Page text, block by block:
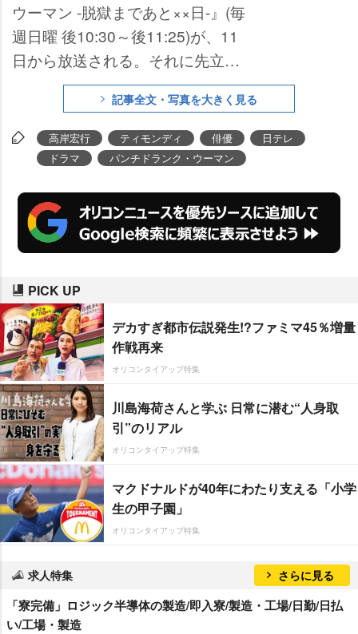
ウーマン -脱獄まであと××日-』(毎
週日曜 後10:30～後11:25)が、11
日から放送される。それに先立っ
高岸宏行(ティモンディ)から
のコメントが到着した。記事全文・写真を大きく見る
高岸宏行 ティモンディ 俳優
日テレ
ドラマ
パンチドランク・ウーマン
PICK UP
デカすぎ都市伝説発生!?ファミマ45％増量
作戦再来
オリコンタイアップ特集
川島海荷さんと学ぶ 日常に潜む“人身取
引”のリアル
オリコンタイアップ特集
マクドナルドが40年にわたり支える「小学
生の甲子園」
オリコンタイアップ特集
求人特集 さらに見る
「寮完備」ロジック半導体の製造/即入寮/製造・工場/日勤/日払
い/工場・製造